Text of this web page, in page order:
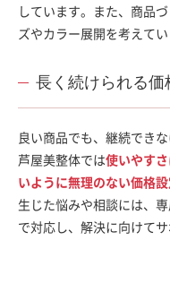
しています。また、商品
ズやカラー展開を考えてい
長く続けられる価
良い商品でも、継続でき
芦屋美整体では使いやす
いように無理のない価格
生じた悩みや相談には、
で対応し、解決に向けてサ